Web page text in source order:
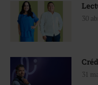
30
31